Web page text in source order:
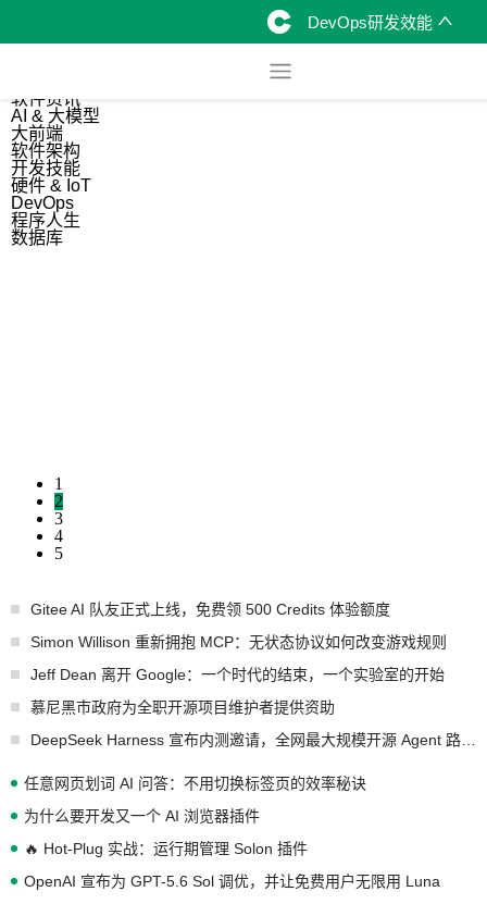
DevOps研发效能
软件资讯
AI & 大模型
大前端
软件架构
开发技能
硬件 & IoT
DevOps
程序人生
数据库
1
2
3
4
5
Gitee AI 队友正式上线，免费领 500 Credits 体验额度
Simon Willison 重新拥抱 MCP：无状态协议如何改变游戏规则
Jeff Dean 离开 Google：一个时代的结束，一个实验室的开始
慕尼黑市政府为全职开源项目维护者提供资助
任意网页划词 AI 问答：不用切换标签页的效率秘诀
为什么要开发又一个 AI 浏览器插件
🔥 Hot-Plug 实战：运行期管理 Solon 插件
OpenAI 宣布为 GPT-5.6 Sol 调优，并让免费用户无限用 Luna